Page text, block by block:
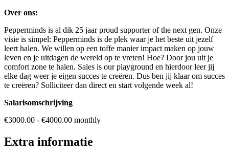
Over ons:
Pepperminds is al dik 25 jaar proud supporter of the next gen. Onze
visie is simpel: Pepperminds is de plek waar je het beste uit jezelf
leert halen. We willen op een toffe manier impact maken op jouw
leven en je uitdagen de wereld op te vreten! Hoe? Door jou uit je
comfort zone te halen. Sales is our playground en hierdoor leer jij
elke dag weer je eigen succes te creëren. Dus ben jij klaar om succes
te creëren? Solliciteer dan direct en start volgende week al!
Salarisomschrijving
€3000.00 - €4000.00 monthly
Extra informatie